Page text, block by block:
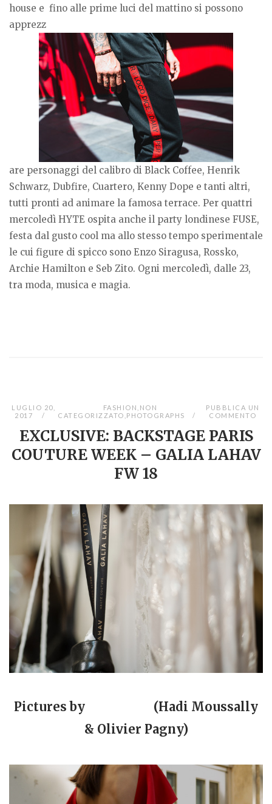
house e fino alle prime luci del mattino si possono
apprezz
are personaggi del calibro di Black Coffee, Henrik
Schwarz, Dubfire, Cuartero, Kenny Dope e tanti altri,
tutti pronti ad animare la famosa terrace. Per quattri
mercoledì HYTE ospita anche il party londinese FUSE,
festa dal gusto cool ma allo stesso tempo sperimentale
le cui figure di spicco sono Enzo Siragusa, Rossko,
Archie Hamilton e Seb Zito. Ogni mercoledì, dalle 23,
tra moda, musica e magia.
LUGLIO 20,
2017
FASHION NON
CATEGORIZZATO PHOTOGRAPHS
PUBBLICA UN
COMMENTO
EXCLUSIVE: BACKSTAGE PARIS
COUTURE WEEK – GALIA LAHAV
FW 18
Pictures by
(Hadi Moussally
& Olivier Pagny)